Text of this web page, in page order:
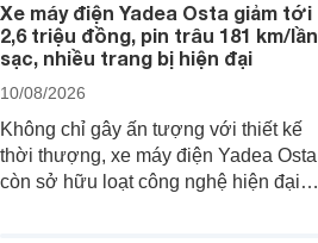
Xe máy điện Yadea Osta giảm tới
2,6 triệu đồng, pin trâu 181 km/lần
sạc, nhiều trang bị hiện đại
10/08/2026
Không chỉ gây ấn tượng với thiết kế
thời thượng, xe máy điện Yadea Osta
còn sở hữu loạt công nghệ hiện đại